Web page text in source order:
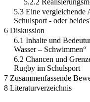
5.2.2
5.3 Eine vergleichende
Schulsport - oder
6 Diskussion
6.1 Inhalte und
Wasser – Schwimmen“
6.2 Chancen und
Rugby im Schulsport
7 Zusammenfassende
8 Literaturverzeichnis